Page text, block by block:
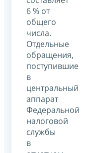
6 % от
общего
числа.
Отдельные
обращения,
поступившие
в
центральный
аппарат
Федеральной
налоговой
службы
в